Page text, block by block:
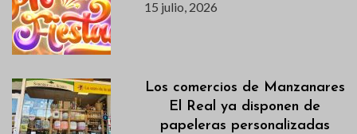
15 julio, 2026
Los comercios de Manzanares
El Real ya disponen de
papeleras personalizadas